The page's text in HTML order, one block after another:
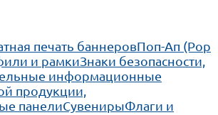
печать баннеровПоп-Ап (Pop
и рамкиЗнаки безопасности,
информационные
продукции,
панелиСувенирыФлаги и